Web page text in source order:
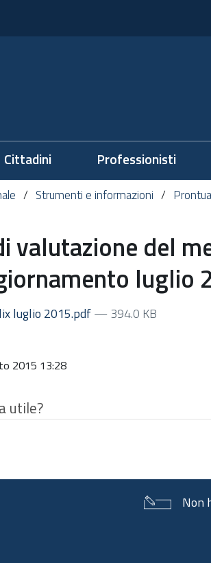
Cittadini Professionisti
Strumenti e informazioni
valutazione del
luglio
luglio 2015.pdf— 394.0 KB
2015 13:28
utile?
Non